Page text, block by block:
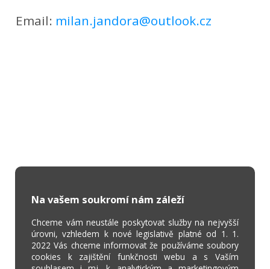
Email: milan.jandora@outlook.cz
Na vašem soukromí nám záleží
Chceme vám neustále poskytovat služby na nejvyšší
úrovni, vzhledem k nové legislativě platné od 1. 1.
2022 Vás chceme informovat že používáme soubory
cookies k zajištění funkčnosti webu a s Vaším